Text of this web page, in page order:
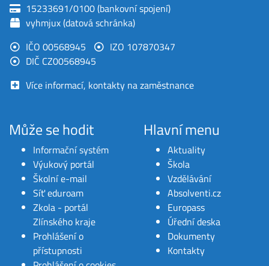
15233691/0100 (bankovní spojení)
vyhmjux (datová schránka)
IČO 00568945
IZO 107870347
DIČ CZ00568945
Více informací, kontakty na zaměstnance
Může se hodit
Informační systém
Výukový portál
Školní e-mail
Síť eduroam
Zkola - portál
Zlínského kraje
Prohlášení o
přístupnosti
Hlavní menu
Aktuality
Škola
Vzdělávání
Absolventi.cz
Europass
Úřední deska
Dokumenty
Kontakty